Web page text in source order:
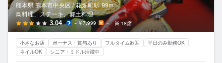
熊本県 熊本市中央区 / 花畑町駅 99m
鳥料理、ステーキ、郷土料理
3.04 ～￥7,999 － 18席
小さなお店 ボーナス・賞与あり フルタイム歓迎
平日のみ勤務OK
ネイルOK
シニア・ミドル活躍中